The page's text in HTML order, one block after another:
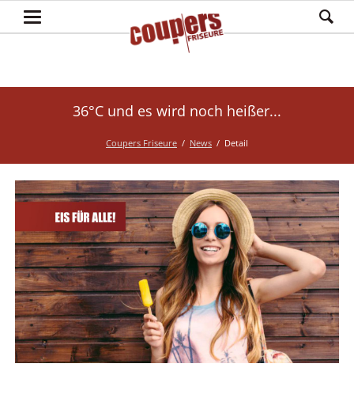
36°C und es wird noch heißer...
Coupers Friseure News Detail